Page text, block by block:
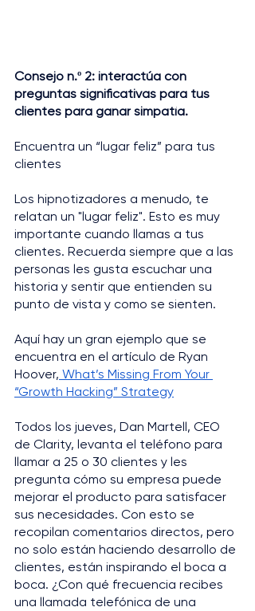
Consejo n.º 2: interactúa con
preguntas significativas para tus
clientes para ganar simpatía.
Encuentra un “lugar feliz” para tus
clientes
Los hipnotizadores a menudo, te
relatan un "lugar feliz". Esto es muy
importante cuando llamas a tus
clientes. Recuerda siempre que a las
personas les gusta escuchar una
historia y sentir que entienden su
punto de vista y como se sienten.
Aquí hay un gran ejemplo que se
encuentra en el artículo de Ryan
Hoover, What’s Missing From Your
“Growth Hacking” Strategy
Todos los jueves, Dan Martell, CEO
de Clarity, levanta el teléfono para
llamar a 25 o 30 clientes y les
pregunta cómo su empresa puede
mejorar el producto para satisfacer
sus necesidades. Con esto se
recopilan comentarios directos, pero
no solo están haciendo desarrollo de
clientes, están inspirando el boca a
boca. ¿Con qué frecuencia recibes
una llamada telefónica de una